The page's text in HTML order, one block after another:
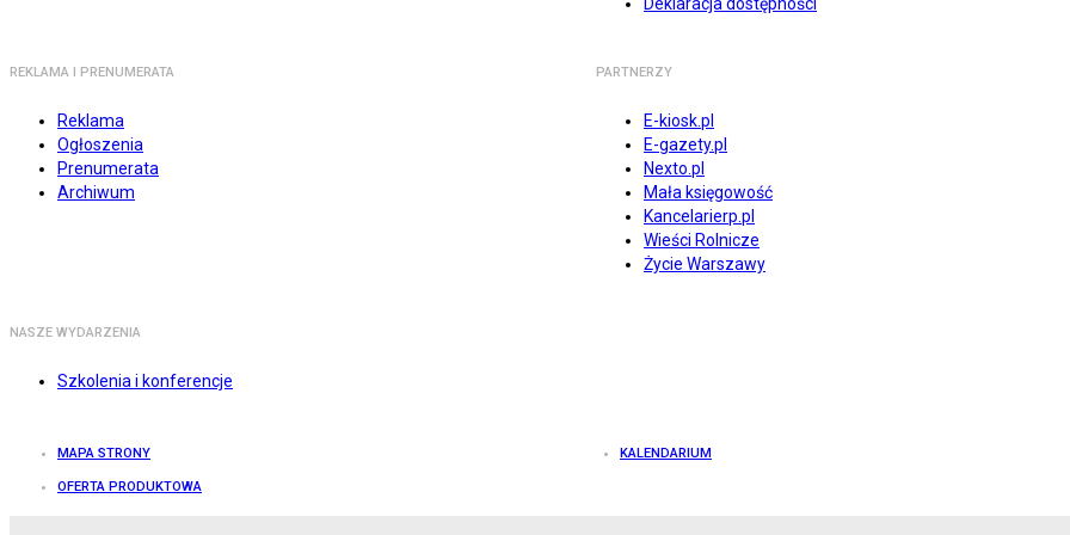
REKLAMA I PRENUMERATA
Reklama
Ogłoszenia
Prenumerata
Archiwum
PARTNERZY
E-kiosk.pl
E-gazety.pl
Nexto.pl
Mała księgowość
Kancelarierp.pl
Wieści Rolnicze
Życie Warszawy
NASZE WYDARZENIA
Szkolenia i konferencje
MAPA STRONY KALENDARIUM
OFERTA PRODUKTOWA